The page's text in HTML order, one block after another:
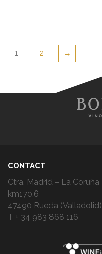
1 2 →
CONTACT
Ctra. Madrid – La Coruña
km170,6
47490 Rueda (Valladolid)
T + 34 983 868 116